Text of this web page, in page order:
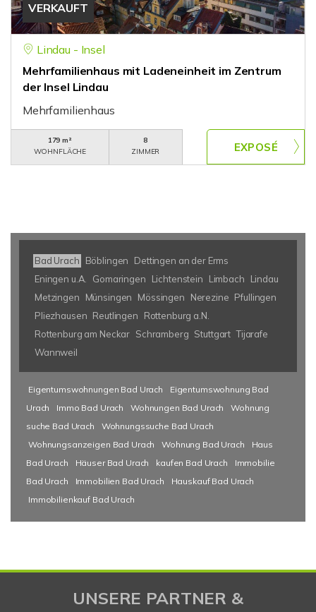
VERKAUFT
Lindau - Insel
Mehrfamilienhaus mit Ladeneinheit im Zentrum
der Insel Lindau
Mehrfamilienhaus
179 m²
WOHNFLÄCHE
8
ZIMMER
Bad Urach Böblingen
Dettingen an der Erms
Eningen u.A.
Gomaringen Lichtenstein Limbach
Lindau
Metzingen
Münsingen Mössingen Nerezine Pfullingen
Pliezhausen Reutlingen
Rottenburg a.N.
Rottenburg am Neckar Schramberg Stuttgart Tijarafe
Wannweil
Eigentumswohnungen Bad Urach
Eigentumswohnung Bad
Urach
Immo Bad Urach Wohnungen Bad Urach
Wohnung
suche Bad Urach
Wohnungssuche Bad Urach
Wohnungsanzeigen Bad Urach
Wohnung Bad Urach
Haus
Bad Urach
Häuser Bad Urach kaufen Bad Urach
Immobilie
Bad Urach
Immobilien Bad Urach
Hauskauf Bad Urach
Immobilienkauf Bad Urach
UNSERE PARTNER &